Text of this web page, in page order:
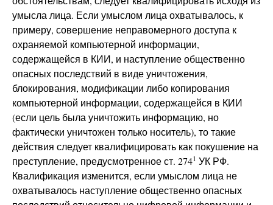
умысла лица. Если умыслом лица охватывалось, к
примеру, совершение неправомерного доступа к
охраняемой компьютерной информации,
содержащейся в КИИ, и наступление общественно
опасных последствий в виде уничтожения,
блокирования, модификации либо копирования
компьютерной информации, содержащейся в КИИ
(если цель была уничтожить информацию, но
фактически уничтожен только носитель), то такие
действия следует квалифицировать как покушение на
преступление, предусмотренное ст. 2741 УК РФ.
Квалификация изменится, если умыслом лица не
охватывалось наступление общественно опасных